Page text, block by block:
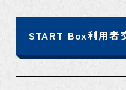
START Box利用者